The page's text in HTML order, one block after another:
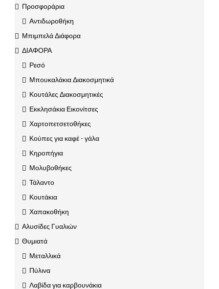
Προσφοράρια
Αντιδωροθήκη
Μπιμπελά Διάφορα
ΔΙΑΦΟΡΑ
Ρεσό
Μπουκαλάκια Διακοσμητικά
Κουτάλες Διακοσμητικές
Εκκλησάκια Εικονίτσες
Χαρτοπετσετοθήκες
Κούπες για καφέ - γάλα
Κηροπήγια
Μολυβοθήκες
Τάλαντο
Κουτάκια
Χαπακοθήκη
Αλυσίδες Γυαλιών
Θυμιατά
Μεταλλικά
Πύλινα
Λαβίδα για καρβουνάκια